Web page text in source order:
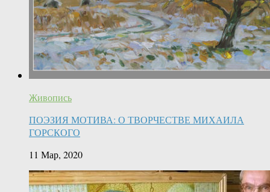
Живопись
ПОЭЗИЯ МОТИВА: О ТВОРЧЕСТВЕ МИХАИЛА
ГОРСКОГО
11 Мар, 2020